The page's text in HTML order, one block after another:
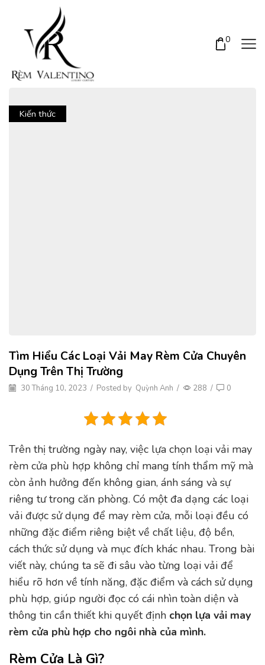
0
Kiến thức
Tìm Hiểu Các Loại Vải May Rèm Cửa Chuyên
Dụng Trên Thị Trường
30 Tháng 10, 2023 / Posted by Quỳnh Anh / 288 / 0
Trên thị trường ngày nay, việc lựa chọn loại vải may
rèm cửa phù hợp không chỉ mang tính thẩm mỹ mà
còn ảnh hưởng đến không gian, ánh sáng và sự
riêng tư trong căn phòng. Có một đa dạng các loại
vải được sử dụng để may rèm cửa, mỗi loại đều có
những đặc điểm riêng biệt về chất liệu, độ bền,
cách thức sử dụng và mục đích khác nhau. Trong bài
viết này, chúng ta sẽ đi sâu vào từng loại vải để
hiểu rõ hơn về tính năng, đặc điểm và cách sử dụng
phù hợp, giúp người đọc có cái nhìn toàn diện và
thông tin cần thiết khi quyết định chọn lựa vải may
rèm cửa phù hợp cho ngôi nhà của mình.
Rèm Cửa Là Gì?